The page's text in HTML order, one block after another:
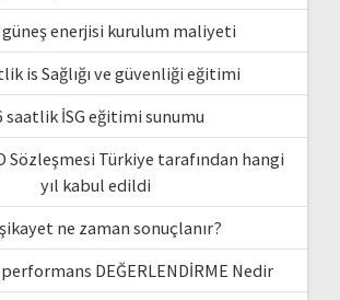
güneş enerjisi kurulum maliyeti
is Sağlığı ve güvenliği eğitimi
saatlik İSG eğitimi sunumu
Sözleşmesi Türkiye tarafından hangi
yıl kabul edildi
ne zaman sonuçlanır?
DEĞERLENDİRME Nedir